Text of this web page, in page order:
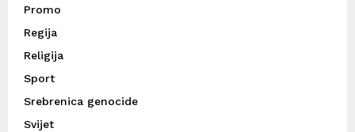
Promo
Regija
Religija
Sport
Srebrenica genocide
Svijet